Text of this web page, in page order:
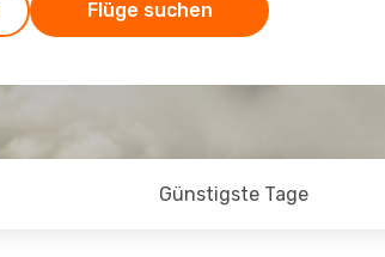
Flüge suchen
Günstigste Tage